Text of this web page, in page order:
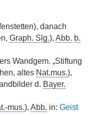
danach
Graph. Slg.), Abb. b.
Wandgem. „Stiftung
altes Nat.mus.),
d. Bayer.
mus.), Abb. in: Geist